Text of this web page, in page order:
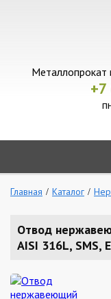
Металлопрокат
+7
Главная Каталог
Отвод
AISI 316L, SMS,